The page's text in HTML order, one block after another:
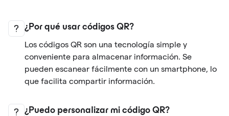
¿Por qué usar códigos QR?
Los códigos QR son una tecnología simple y
conveniente para almacenar información. Se
pueden escanear fácilmente con un smartphone, lo
que facilita compartir información.
¿Puedo personalizar mi código QR?